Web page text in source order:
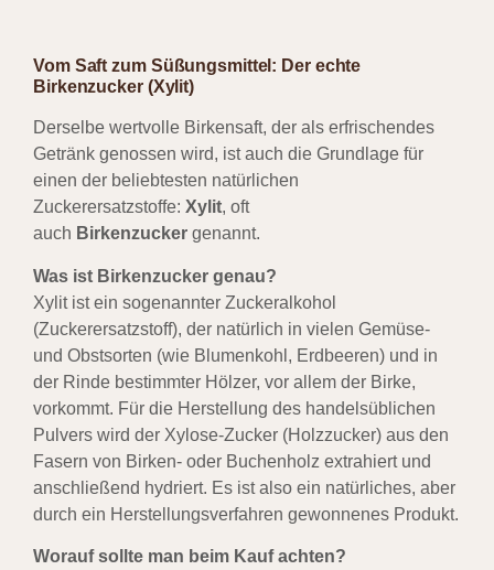
Vom Saft zum Süßungsmittel: Der echte
Birkenzucker (Xylit)
Derselbe wertvolle Birkensaft, der als erfrischendes
Getränk genossen wird, ist auch die Grundlage für
einen der beliebtesten natürlichen
Zuckerersatzstoffe: Xylit, oft
auch Birkenzucker genannt.
Was ist Birkenzucker genau?
Xylit ist ein sogenannter Zuckeralkohol
(Zuckerersatzstoff), der natürlich in vielen Gemüse-
und Obstsorten (wie Blumenkohl, Erdbeeren) und in
der Rinde bestimmter Hölzer, vor allem der Birke,
vorkommt. Für die Herstellung des handelsüblichen
Pulvers wird der Xylose-Zucker (Holzzucker) aus den
Fasern von Birken- oder Buchenholz extrahiert und
anschließend hydriert. Es ist also ein natürliches, aber
durch ein Herstellungsverfahren gewonnenes Produkt.
Worauf sollte man beim Kauf achten?